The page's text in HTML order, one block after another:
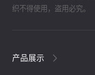
织不得使用，盗用必究。
产品展示